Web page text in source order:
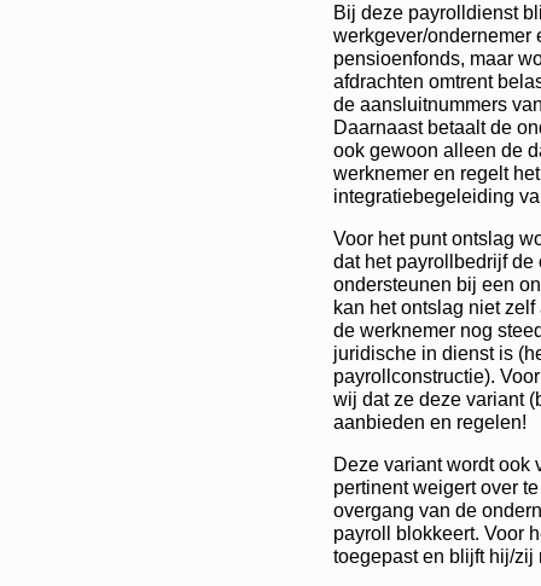
Bij deze payrolldienst
werkgever/ondernemer
pensioenfonds, maar
afdrachten omtrent
de aansluitnummers
Daarnaast betaalt de
ook gewoon alleen de
werknemer en regelt
integratiebegeleiding
Voor het punt ontslag
dat het payrollbedrijf
ondersteunen bij een
kan het ontslag niet
de werknemer nog
juridische in dienst is
payrollconstructie).
wij dat ze deze variant
aanbieden en regelen!
Deze variant wordt ook
pertinent weigert over
overgang van de
payroll blokkeert. Voor
toegepast en blijft hij/zij